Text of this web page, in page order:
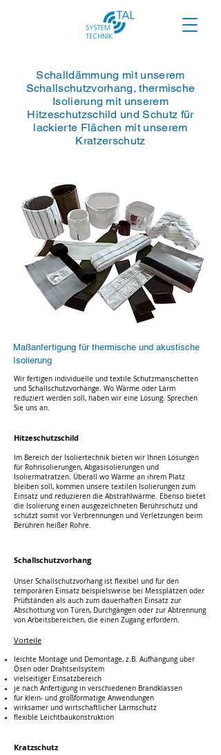
Schalldämmung mit unserem
Schallschutzvorhang, thermische
Isolierung mit unserem
Hitzeschutzschild und Schutz für
lackierte Flächen mit unserem
Kratzerschutz
Maßanfertigung für thermische und akustische
Isolierung
Wir fertigen individuelle und textile Schutzmanschetten
und Schallschutzvorhänge. Wo Wärme oder Lärm
reduziert werden soll, haben wir eine Lösung. Sprechen
Sie uns an.
Hitzeschutzschild
Im Bereich der Isoliertechnik bieten wir Ihnen Lösungen
für Rohrisolierungen, Abgasisolierungen und
Isoliermatratzen. Überall wo Wärme an ihrem Platz
bleiben soll, kommen unsere textilen Isolierungen zum
Einsatz und reduzieren die Abstrahlwärme. Ebenso bietet
die Isolierung einen ausgezeichneten Berührschutz und
schützt somit vor Verbrennungen und Verletzungen beim
Berühren heißer Rohre.
Schallschutzvorhang
Unser Schallschutzvorhang ist flexibel und für den
temporären Einsatz beispielsweise bei Messplätzen oder
Prüfständen als auch zum dauerhaften Einsatz zur
Abschottung von Türen, Durchgängen oder zur Abtrennung
von Arbeitsbereichen, die einen Zugang erfordern.
Vorteile
leichte Montage und Demontage, z.B. Aufhängung über
Ösen oder Drahtseilsystem
vielseitiger Einsatzbereich
je nach Anfertigung in verschiedenen Brandklassen
für klein- und großformatige Anwendungen
wirksamer und wirtschaftlicher Lärmschutz
flexible Leichtbaukonstruktion
Kratzschutz